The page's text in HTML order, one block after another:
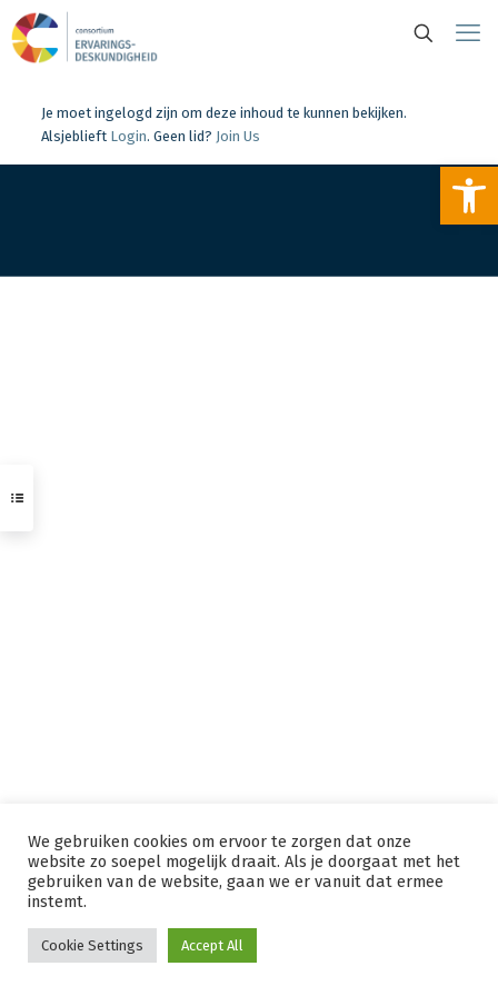
Je moet ingelogd zijn om deze inhoud te kunnen bekijken.
Alsjeblieft Login. Geen lid? Join Us
We gebruiken cookies om ervoor te zorgen dat onze
website zo soepel mogelijk draait. Als je doorgaat met het
gebruiken van de website, gaan we er vanuit dat ermee
instemt.
Cookie Settings Accept All